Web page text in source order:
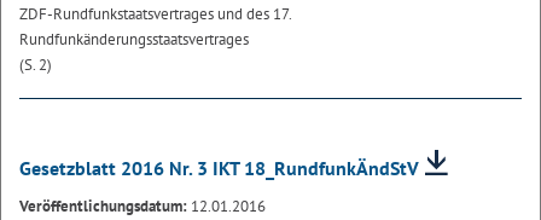
ZDF-Rundfunkstaatsvertrages und des 17.
Rundfunkänderungsstaatsvertrages
(S. 2)
Gesetzblatt 2016 Nr. 3 IKT 18_RundfunkÄndStV
Veröffentlichungsdatum: 12.01.2016